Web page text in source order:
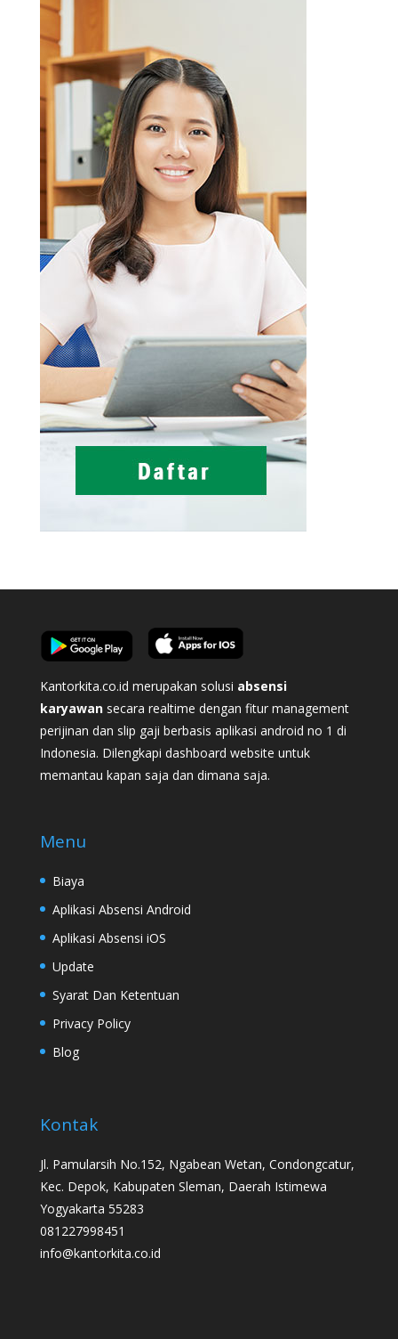
Kantorkita.co.id merupakan solusi absensi
karyawan secara realtime dengan fitur management
perijinan dan slip gaji berbasis aplikasi android no 1 di
Indonesia. Dilengkapi dashboard website untuk
memantau kapan saja dan dimana saja.
Menu
Biaya
Aplikasi Absensi Android
Aplikasi Absensi iOS
Update
Syarat Dan Ketentuan
Privacy Policy
Blog
Kontak
Jl. Pamularsih No.152, Ngabean Wetan, Condongcatur,
Kec. Depok, Kabupaten Sleman, Daerah Istimewa
Yogyakarta 55283
081227998451
info@kantorkita.co.id